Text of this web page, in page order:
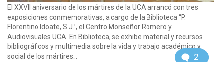
El XXVII aniversario de los mártires de la UCA arrancó con tres
exposiciones conmemorativas, a cargo de la Biblioteca “P.
Florentino Idoate, S.J.”, el Centro Monseñor Romero y
Audiovisuales UCA. En Biblioteca, se exhibe material y recursos
bibliográficos y multimedia sobre la vida y trabajo académico y
social de los mártires...
2